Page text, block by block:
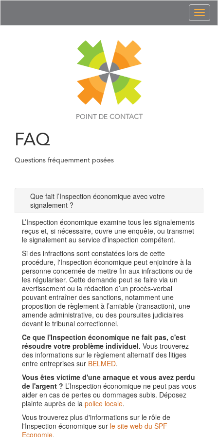
POINT DE CONTACT
FAQ
Questions fréquemment posées
Que fait l’Inspection économique avec votre
signalement ?
L’Inspection économique examine tous les signalements
reçus et, si nécessaire, ouvre une enquête, ou transmet
le signalement au service d’inspection compétent.
Si des infractions sont constatées lors de cette
procédure, l'Inspection économique peut enjoindre à la
personne concernée de mettre fin aux infractions ou de
les régulariser. Cette demande peut se faire via un
avertissement ou la rédaction d’un procès-verbal
pouvant entraîner des sanctions, notamment une
proposition de règlement à l’amiable (transaction), une
amende administrative, ou des poursuites judiciaires
devant le tribunal correctionnel.
Ce que l'Inspection économique ne fait pas, c'est
résoudre votre problème individuel. Vous trouverez
des informations sur le règlement alternatif des litiges
entre entreprises sur BELMED.
Vous êtes victime d'une arnaque et vous avez perdu
de l'argent ? L’Inspection économique ne peut pas vous
aider en cas de pertes ou dommages subis. Déposez
plainte auprès de la police locale.
Vous trouverez plus d'informations sur le rôle de
l'Inspection économique sur le site web du SPF
Economie.